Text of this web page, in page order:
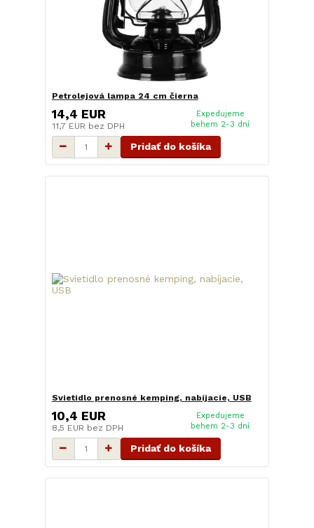
Petrolejová lampa 24 cm čierna
14,4 EUR
11,7 EUR bez DPH
Expedujeme
behem 2-3 dní
Pridať do košíka
Svietidlo prenosné kemping, nabíjacie, USB
10,4 EUR
8,5 EUR bez DPH
Expedujeme
behem 2-3 dní
Pridať do košíka